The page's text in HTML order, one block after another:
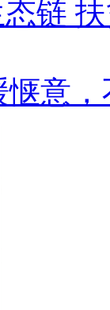
链
意